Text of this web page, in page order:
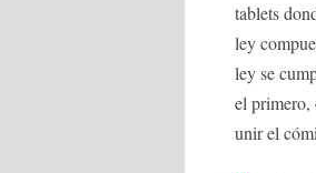
tablets
ley
ley se
el primero,
unir el